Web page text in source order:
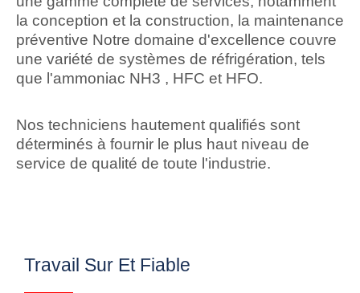
la conception et la construction, la maintenance
préventive Notre domaine d'excellence couvre
une variété de systèmes de réfrigération, tels
que l'ammoniac NH3 , HFC et HFO.
Nos techniciens hautement qualifiés sont
déterminés à fournir le plus haut niveau de
service de qualité de toute l'industrie.
Travail Sur Et Fiable